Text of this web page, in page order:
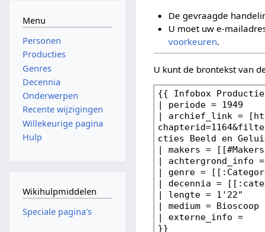
De gevraagde
U moet uw e-
voorkeuren.
U kunt de brontekst van
Menu
Personen
Producties
Genres
Decennia
Onderwerpen
Recente wijzigingen
Willekeurige pagina
Hulp
Wikihulpmiddelen
Speciale pagina's